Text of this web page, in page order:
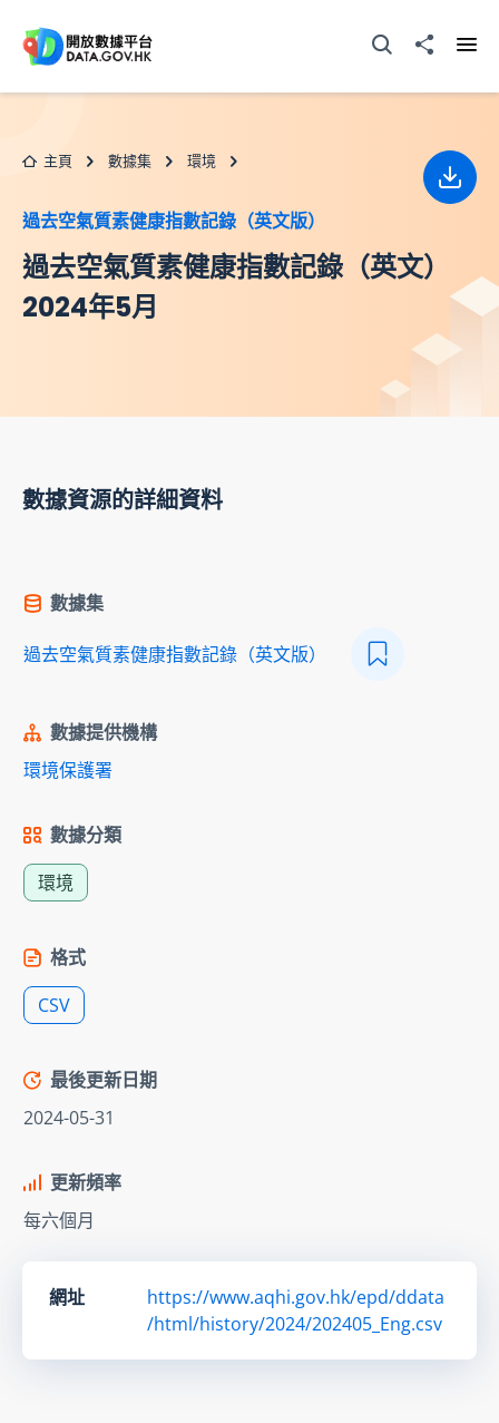
打開搜尋器分享至
主頁 數據集 環境
過去空氣質素健康指數記錄（英文版）
過去空氣質素健康指數記錄（英文）
2024年5月
下載
數據資源的詳細資料
數據集
過去空氣質素健康指數記錄（英文版）
數據提供機構
環境保護署
數據分類
環境
格式
CSV
最後更新日期
2024-05-31
更新頻率
每六個月
網址
https://www.aqhi.gov.hk/epd/ddata
/html/history/2024/202405_Eng.csv